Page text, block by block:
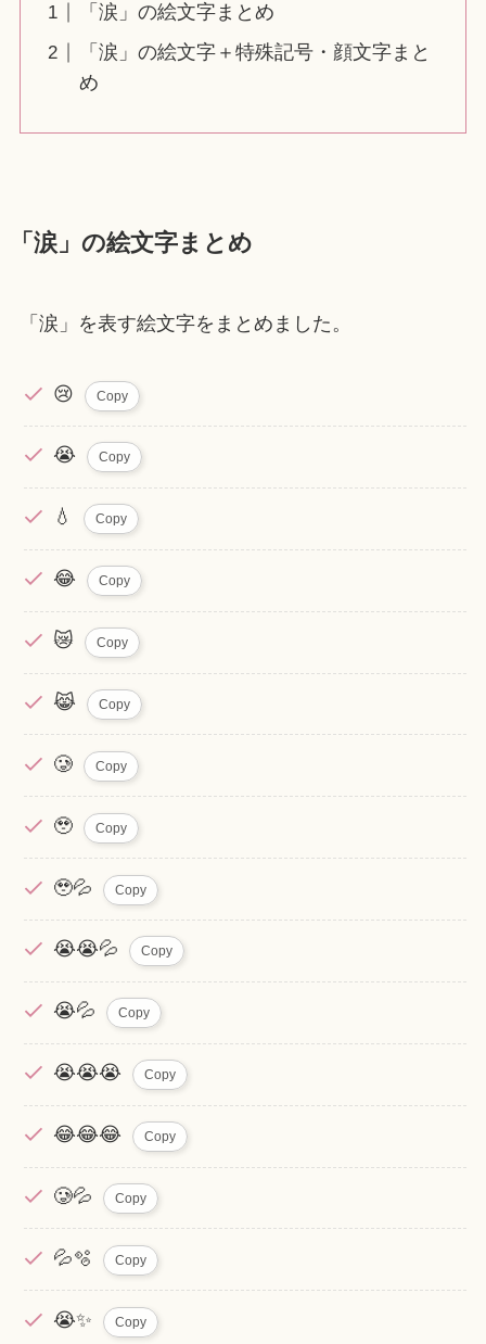
「涙」の絵文字まとめ
「涙」の絵文字＋特殊記号・顔文字まと
め
「涙」の絵文字まとめ
「涙」を表す絵文字をまとめました。
😢 Copy
😭 Copy
💧 Copy
😂 Copy
😿 Copy
😹 Copy
🥲 Copy
🥹 Copy
🥹💦 Copy
😭😭💦 Copy
😭💦 Copy
😭😭😭 Copy
😂😂😂 Copy
🥲💦 Copy
💦🫧 Copy
😭✨ Copy